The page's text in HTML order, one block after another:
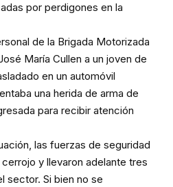
por perdigones en la
de la Brigada Motorizada
María Cullen a un joven de
en un automóvil
una herida de arma de
para recibir atención
las fuerzas de seguridad
y llevaron adelante tres
sector. Si bien no se